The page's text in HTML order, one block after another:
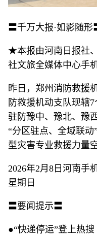
〓千万大报·如影随形
★本报由河南日报社
社文旅全媒体中心手
昨日，郑州消防救援
防救援机动支队现辖
驻防豫中、豫北、豫
“分区驻点、全域联
型灾害专业救援力量空
2026年2月8日河南手
星期日
〓要闻提示〓
●“快递停运”登上热